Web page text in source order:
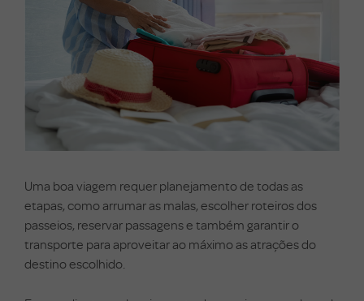
Uma boa viagem requer planejamento de todas as
etapas, como arrumar as malas, escolher roteiros dos
passeios, reservar passagens e também garantir o
transporte para aproveitar ao máximo as atrações do
destino escolhido.